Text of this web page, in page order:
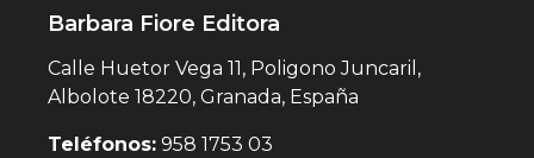
Barbara Fiore Editora
Calle Huetor Vega 11, Poligono Juncaril,
Albolote 18220, Granada, España
Teléfonos: 958 1753 03